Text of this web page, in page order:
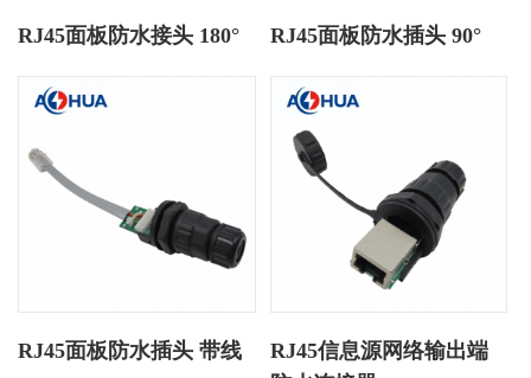
RJ45面板防水接头 180° RJ45面板防水插头 90°
RJ45面板防水插头 带线
RJ45信息源网络输出端